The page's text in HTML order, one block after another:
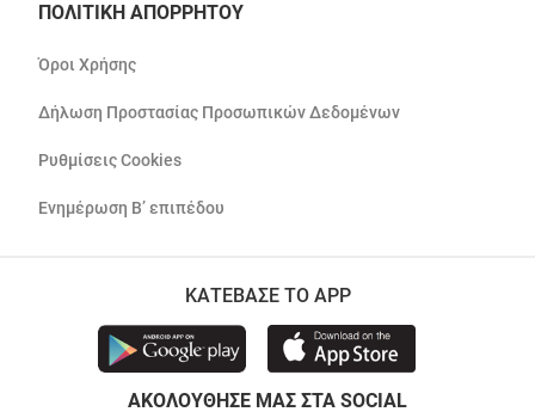
ΠΟΛΙΤΙΚΗ ΑΠΟΡΡΗΤΟΥ
Όροι Χρήσης
Δήλωση Προστασίας Προσωπικών Δεδομένων
Ρυθμίσεις Cookies
Ενημέρωση Β’ επιπέδου
ΚΑΤΕΒΑΣΕ ΤΟ APP
ΑΚΟΛΟΥΘΗΣΕ ΜΑΣ ΣΤΑ SOCIAL